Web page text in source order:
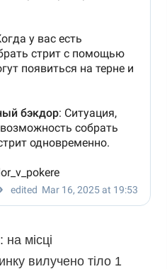
місці
вилучено тіло 1